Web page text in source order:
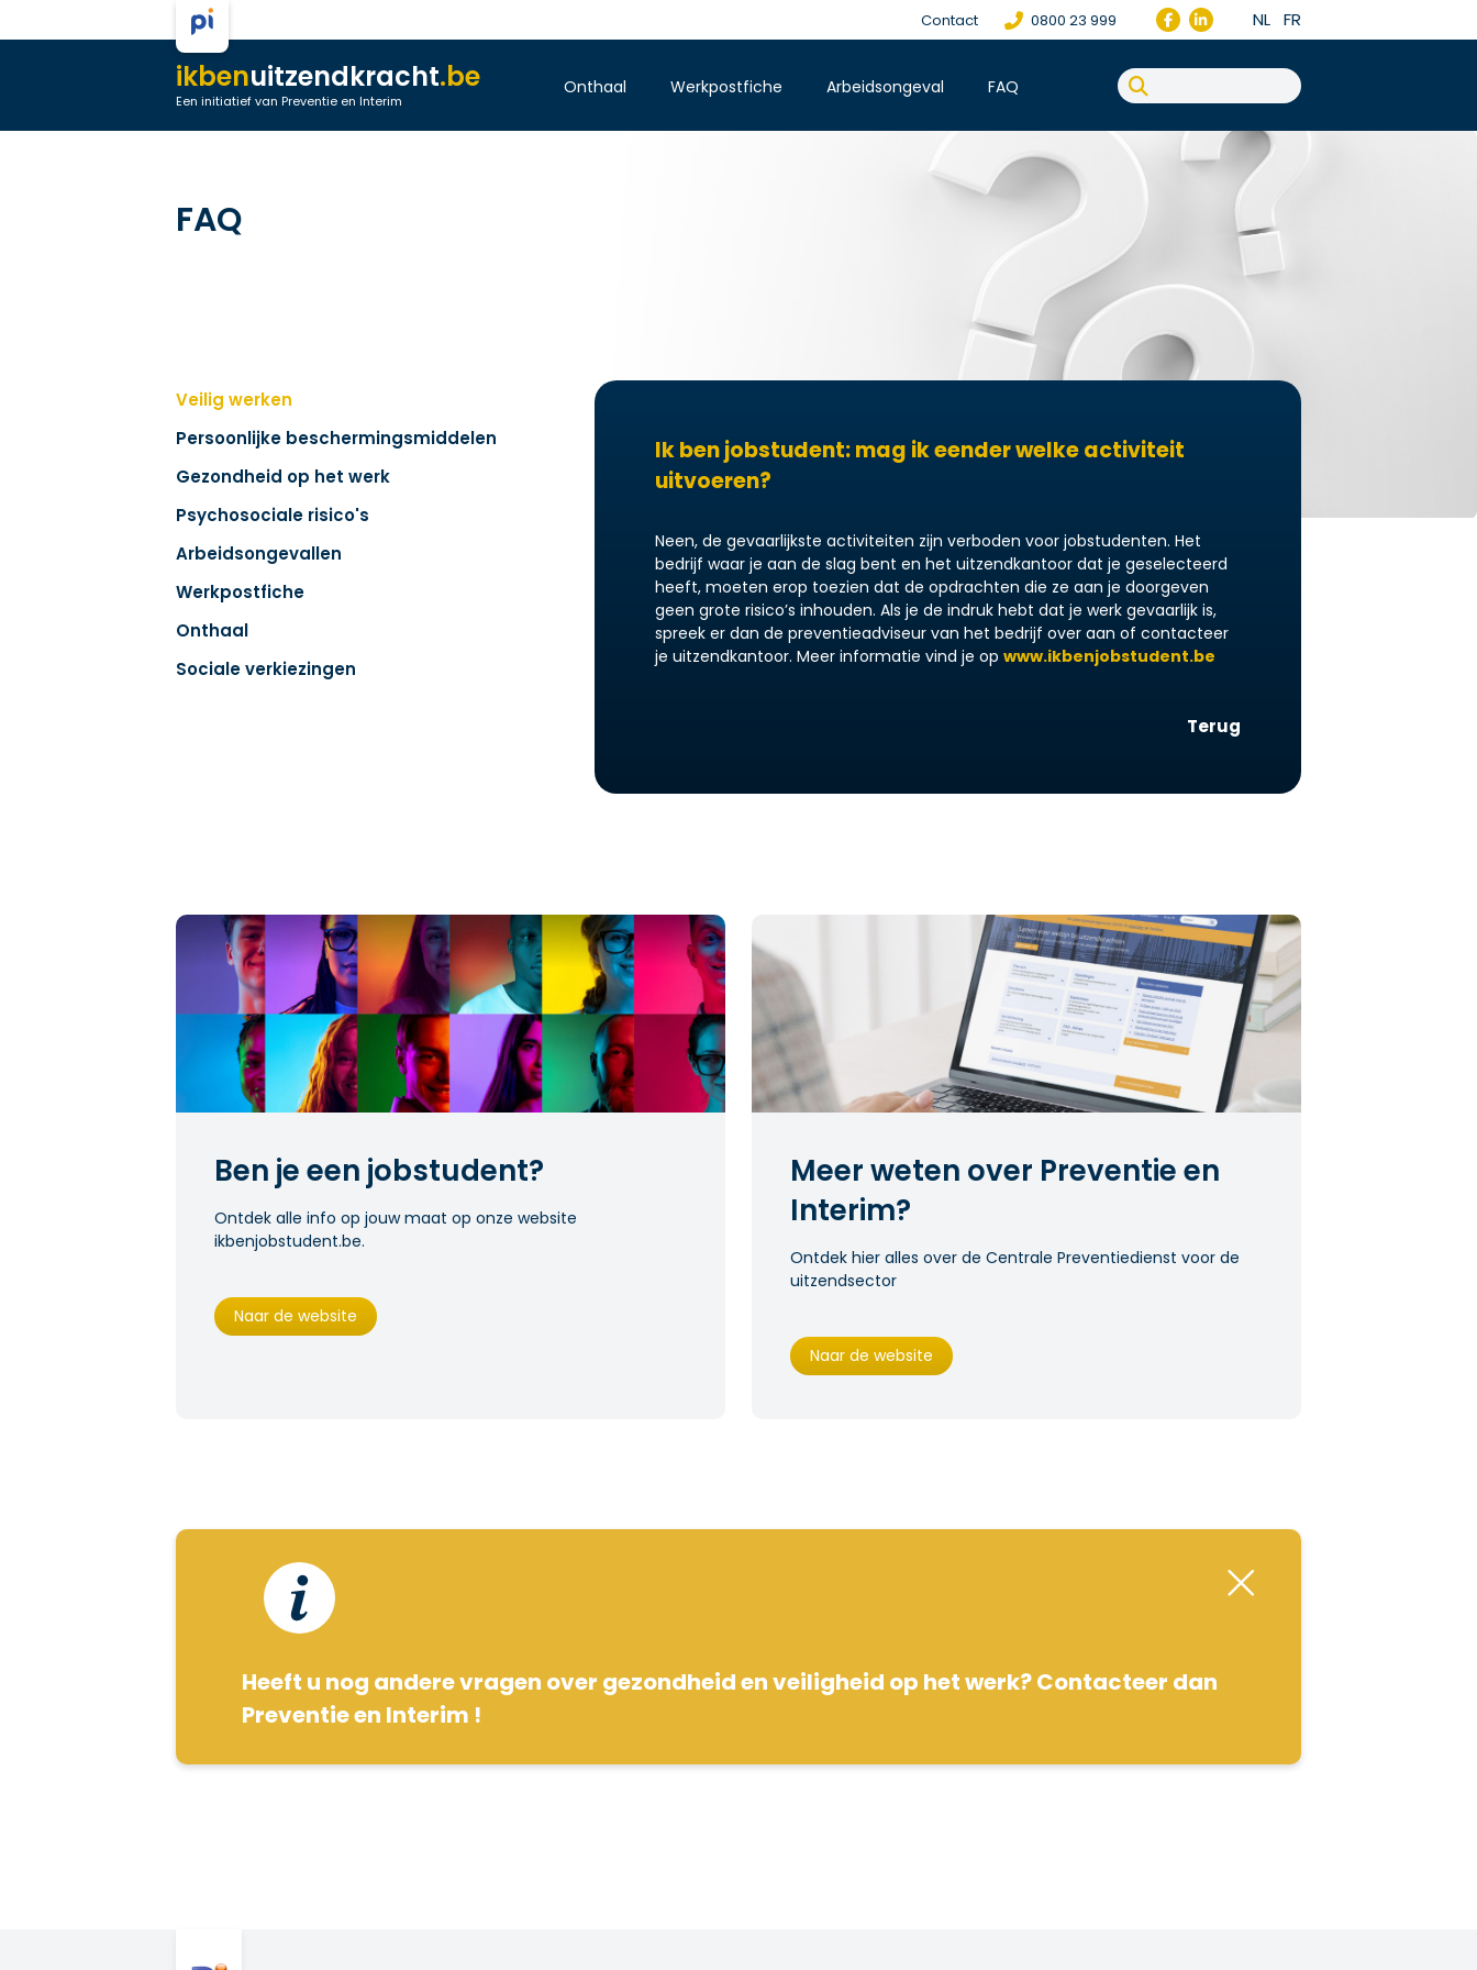
Contact 0800 23 999 NL FR
ikbenuitzendkracht.be
Een initiatief van Preventie en Interim
Onthaal Werkpostfiche Arbeidsongeval FAQ
FAQ
Veilig werken
Persoonlijke beschermingsmiddelen
Gezondheid op het werk
Psychosociale risico's
Arbeidsongevallen
Werkpostfiche
Onthaal
Sociale verkiezingen
Ik ben jobstudent: mag ik eender welke activiteit
uitvoeren?
Neen, de gevaarlijkste activiteiten zijn verboden voor jobstudenten. Het
bedrijf waar je aan de slag bent en het uitzendkantoor dat je geselecteerd
heeft, moeten erop toezien dat de opdrachten die ze aan je doorgeven
geen grote risico’s inhouden. Als je de indruk hebt dat je werk gevaarlijk is,
spreek er dan de preventieadviseur van het bedrijf over aan of contacteer
je uitzendkantoor. Meer informatie vind je opwww.ikbenjobstudent.be
Terug
Ben je een jobstudent?
Ontdek alle info op jouw maat op onze website
ikbenjobstudent.be.
Naar de website
Meer weten over Preventie en
Interim?
Ontdek hier alles over de Centrale Preventiedienst voor de
uitzendsector
Naar de website
Heeft u nog andere vragen over gezondheid en veiligheid op het werk? Contacteer dan
Preventie en Interim !